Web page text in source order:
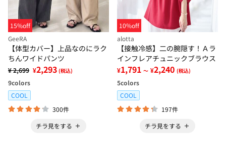
15%off
GeeRA
【体型カバー】上品なのにラク
ちんワイドパンツ
¥ 2,699 ¥2,293 (税込)
9colors
COOL
300件
チラ見をする
10%off
alotta
【接触冷感】二の腕隠す！Ａラ
インフレアチュニックブラウス
¥1,791 ～ ¥2,240 (税込)
5colors
COOL
197件
チラ見をする